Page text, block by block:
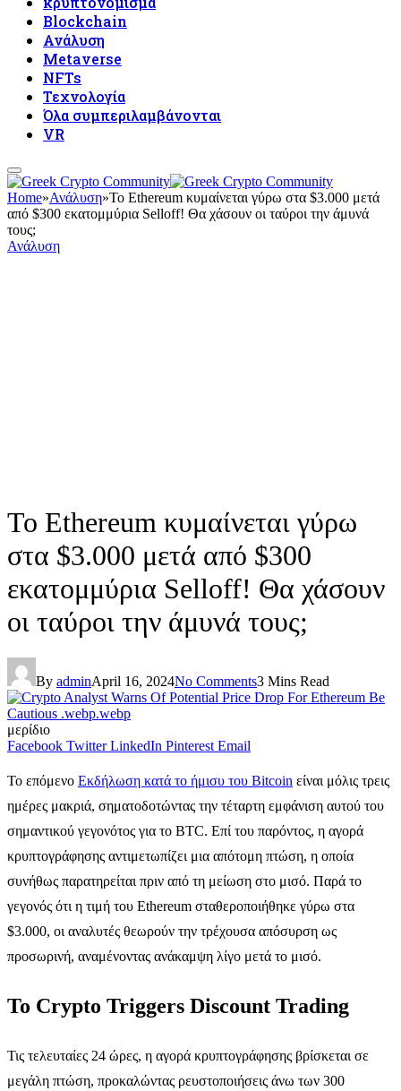
Blockchain
Ανάλυση
Metaverse
NFTs
Τεχνολογία
Όλα συμπεριλαμβάνονται
VR
Home»Ανάλυση»Το Ethereum κυμαίνεται γύρω στα $3.000 μετά
από $300 εκατομμύρια Selloff! Θα χάσουν οι ταύροι την άμυνά
τους;
Ανάλυση
Το Ethereum κυμαίνεται γύρω
στα $3.000 μετά από $300
εκατομμύρια Selloff! Θα χάσουν
οι ταύροι την άμυνά τους;
By adminApril 16, 2024No Comments3 Mins Read
μερίδιο
Facebook Twitter LinkedIn Pinterest Email
Το επόμενο Εκδήλωση κατά το ήμισυ του Bitcoin είναι μόλις τρεις
ημέρες μακριά, σηματοδοτώντας την τέταρτη εμφάνιση αυτού του
σημαντικού γεγονότος για το BTC. Επί του παρόντος, η αγορά
κρυπτογράφησης αντιμετωπίζει μια απότομη πτώση, η οποία
συνήθως παρατηρείται πριν από τη μείωση στο μισό. Παρά το
γεγονός ότι η τιμή του Ethereum σταθεροποιήθηκε γύρω στα
$3.000, οι αναλυτές θεωρούν την τρέχουσα απόσυρση ως
προσωρινή, αναμένοντας ανάκαμψη λίγο μετά το μισό.
Το Crypto Triggers Discount Trading
Τις τελευταίες 24 ώρες, η αγορά κρυπτογράφησης βρίσκεται σε
μεγάλη πτώση, προκαλώντας ρευστοποιήσεις άνω των 300